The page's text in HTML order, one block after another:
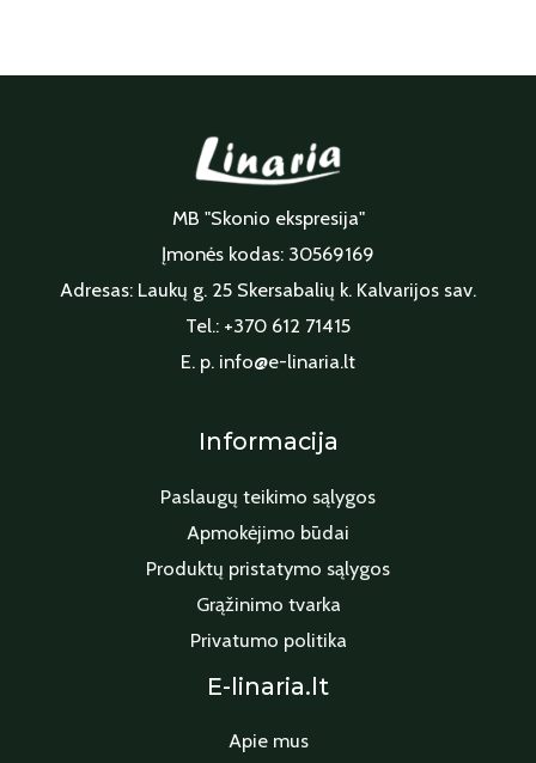
MB "Skonio ekspresija"
Įmonės kodas: 30569169
Adresas: Laukų g. 25 Skersabalių k. Kalvarijos sav.
Tel.: +370 612 71415
E. p. info@e-linaria.lt
Informacija
Paslaugų teikimo sąlygos
Apmokėjimo būdai
Produktų pristatymo sąlygos
Grąžinimo tvarka
Privatumo politika
E-linaria.lt
Apie mus